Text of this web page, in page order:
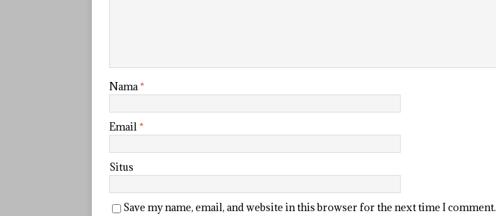
Nama*
Email *
Situs
Save my name, email, and website in this browser for the next time I comment.